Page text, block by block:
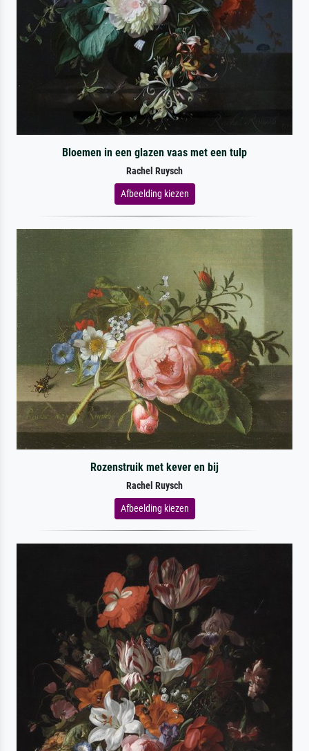
Bloemen in een glazen vaas met een tulp
Rachel Ruysch
Afbeelding kiezen
Rozenstruik met kever en bij
Rachel Ruysch
Afbeelding kiezen